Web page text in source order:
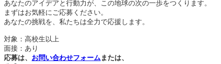
あなたのアイデアと行動力が、この地球の次の一歩をつくります。
まずはお気軽にご応募ください。
あなたの挑戦を、私たちは全力で応援します。
対象：高校生以上
面接：あり
応募は、 お問い合わせフォーム または、